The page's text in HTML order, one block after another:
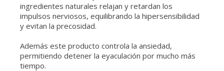
ingredientes naturales relajan y retardan los
impulsos nerviosos, equilibrando la hipersensibilidad
y evitan la precosidad.
Además este producto controla la ansiedad,
permitiendo detener la eyaculación por mucho más
tiempo.